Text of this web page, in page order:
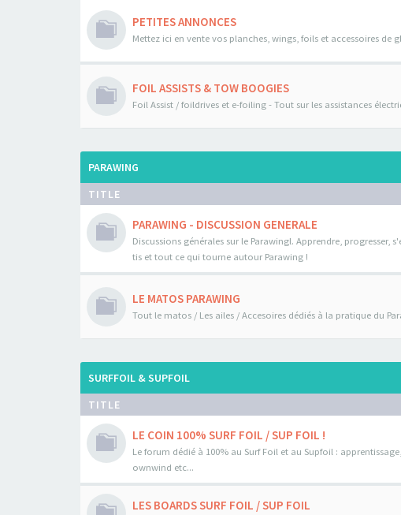
PETITES ANNONCES
Mettez ici en vente vos planches, wings, foils et accessoires de
FOIL ASSISTS & TOW BOOGIES
Foil Assist / foildrives et e-foiling - Tout sur les assistances
PARAWING
TITLE
PARAWING - DISCUSSION GENERALE
Discussions générales sur le Parawingl. Apprendre, progresser,
tis et tout ce qui tourne autour Parawing !
LE MATOS PARAWING
Tout le matos / Les ailes / Accesoires dédiés à la pratique du
SURFFOIL & SUPFOIL
TITLE
LE COIN 100% SURF FOIL / SUP FOIL !
Le forum dédié à 100% au Surf Foil et au Supfoil :
ownwind etc...
LES BOARDS SURF FOIL / SUP FOIL